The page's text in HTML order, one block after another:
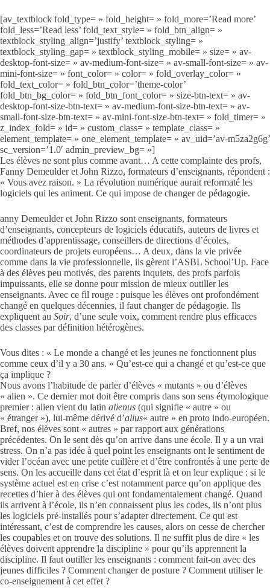
[av_textblock fold_type= » fold_height= » fold_more=’Read more’
fold_less=’Read less’ fold_text_style= » fold_btn_align= »
textblock_styling_align=’justify’ textblock_styling= »
textblock_styling_gap= » textblock_styling_mobile= » size= » av-
desktop-font-size= » av-medium-font-size= » av-small-font-size= » av-
mini-font-size= » font_color= » color= » fold_overlay_color= »
fold_text_color= » fold_btn_color=’theme-color’
fold_btn_bg_color= » fold_btn_font_color= » size-btn-text= » av-
desktop-font-size-btn-text= » av-medium-font-size-btn-text= » av-
small-font-size-btn-text= » av-mini-font-size-btn-text= » fold_timer= »
z_index_fold= » id= » custom_class= » template_class= »
element_template= » one_element_template= » av_uid=’av-m5za2g6g’
sc_version=’1.0′ admin_preview_bg= »]
Les élèves ne sont plus comme avant… A cette complainte des profs,
Fanny Demeulder et John Rizzo, formateurs d’enseignants, répondent :
« Vous avez raison. » La révolution numérique aurait reformaté les
logiciels qui les animent. Ce qui impose de changer de pédagogie.
anny Demeulder et John Rizzo sont enseignants, formateurs
d’enseignants, concepteurs de logiciels éducatifs, auteurs de livres et
méthodes d’apprentissage, conseillers de directions d’écoles,
coordinateurs de projets européens… A deux, dans la vie privée
comme dans la vie professionnelle, ils gèrent l’ASBL School’Up. Face
à des élèves peu motivés, des parents inquiets, des profs parfois
impuissants, elle se donne pour mission de mieux outiller les
enseignants. Avec ce fil rouge : puisque les élèves ont profondément
changé en quelques décennies, il faut changer de pédagogie. Ils
expliquent au Soir, d’une seule voix, comment rendre plus efficaces
des classes par définition hétérogènes.
Vous dites : « Le monde a changé et les jeunes ne fonctionnent plus
comme ceux d’il y a 30 ans. » Qu’est-ce qui a changé et qu’est-ce que
ça implique ?
Nous avons l’habitude de parler d’élèves « mutants » ou d’élèves
« alien ». Ce dernier mot doit être compris dans son sens étymologique
premier : alien vient du latin alienus (qui signifie « autre » ou
« étranger »), lui-même dérivé d’alius« autre » en proto indo-européen.
Bref, nos élèves sont « autres » par rapport aux générations
précédentes. On le sent dès qu’on arrive dans une école. Il y a un vrai
stress. On n’a pas idée à quel point les enseignants ont le sentiment de
vider l’océan avec une petite cuillère et d’être confrontés à une perte de
sens. On les accueille dans cet état d’esprit là et on leur explique : si le
système actuel est en crise c’est notamment parce qu’on applique des
recettes d’hier à des élèves qui ont fondamentalement changé. Quand
ils arrivent à l’école, ils n’en connaissent plus les codes, ils n’ont plus
les logiciels pré-installés pour s’adapter directement. Ce qui est
intéressant, c’est de comprendre les causes, alors on cesse de chercher
les coupables et on trouve des solutions. Il ne suffit plus de dire « les
élèves doivent apprendre la discipline » pour qu’ils apprennent la
discipline. Il faut outiller les enseignants : comment fait-on avec des
jeunes difficiles ? Comment changer de posture ? Comment utiliser le
co-enseignement à cet effet ?